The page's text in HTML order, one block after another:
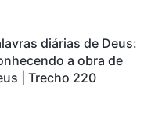
diárias de Deus:
a obra de
| Trecho 220